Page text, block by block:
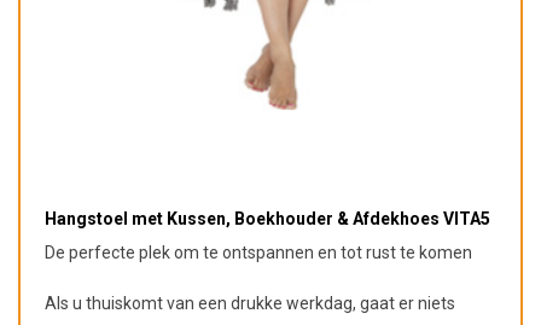
Hangstoel met Kussen, Boekhouder & Afdekhoes VITA5
De perfecte plek om te ontspannen en tot rust te komen
Als u thuiskomt van een drukke werkdag, gaat er niets